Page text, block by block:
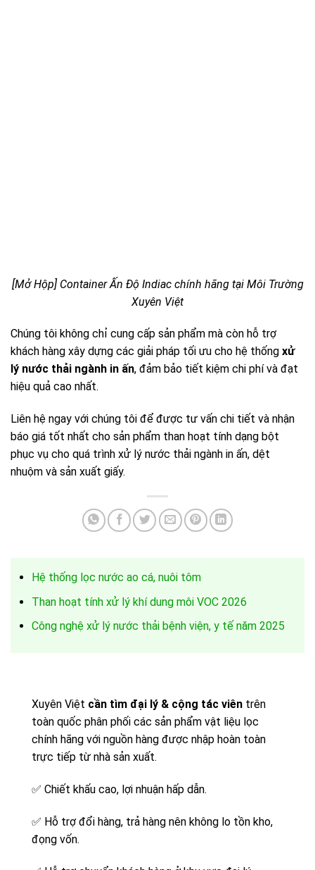
[Mở Hộp] Container Ấn Độ Indiac chính hãng tại Môi Trường
Xuyên Việt
Chúng tôi không chỉ cung cấp sản phẩm mà còn hỗ trợ
khách hàng xây dựng các giải pháp tối ưu cho hệ thống xử
lý nước thải ngành in ấn, đảm bảo tiết kiệm chi phí và đạt
hiệu quả cao nhất.
Liên hệ ngay với chúng tôi để được tư vấn chi tiết và nhận
báo giá tốt nhất cho sản phẩm than hoạt tính dạng bột
phục vụ cho quá trình xử lý nước thải ngành in ấn, dệt
nhuộm và sản xuất giấy.
Hệ thống lọc nước ao cá, nuôi tôm
Than hoạt tính xử lý khí dung môi VOC 2026
Công nghệ xử lý nước thải bệnh viện, y tế năm 2025
Xuyên Việt cần tìm đại lý & cộng tác viên trên
toàn quốc phân phối các sản phẩm vật liệu lọc
chính hãng với nguồn hàng được nhập hoàn toàn
trực tiếp từ nhà sản xuất.
✅ Chiết khấu cao, lợi nhuận hấp dẫn.
✅ Hỗ trợ đổi hàng, trả hàng nên không lo tồn kho,
đọng vốn.